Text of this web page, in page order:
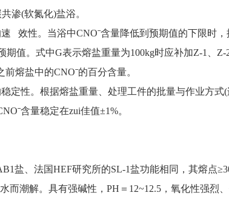
渗(软氮化)盐浴。
性。当浴中CNOˉ含量降低到预期值的下限时，
期值。式中G表示熔盐重量为100kg时应补加Z-1、
熔盐中的CNOˉ的百分含量。
性。根据熔盐重量、处理工件的批量与作业方式(
含量稳定在zui佳值±1%。
盐、法国HEF研究所的SL-1盐功能相同，其熔点
而潮解。具有强碱性，PH＝12~12.5，氧化性强烈、